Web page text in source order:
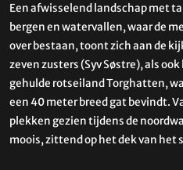
Een afwisselend landschap met
bergen en watervallen, waar de
over bestaan, toont zich aan de
zeven zusters (Syv Søstre), als
gehulde rotseiland Torghatten,
een 40 meter breed gat bevindt.
plekken gezien tijdens de
moois, zittend op het dek van het